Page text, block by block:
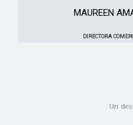
MAUREEN
DIRECTORA
Un